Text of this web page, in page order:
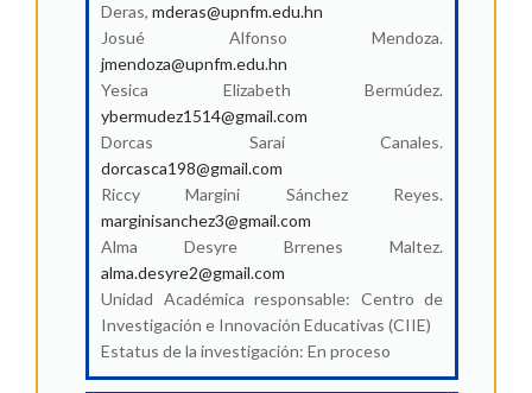
Deras, mderas@upnfm.edu.hn
Josué Alfonso Mendoza.
jmendoza@upnfm.edu.hn
Yesica Elizabeth Bermúdez.
ybermudez1514@gmail.com
Dorcas Saraí Canales.
dorcasca198@gmail.com
Riccy Margini Sánchez Reyes.
marginisanchez3@gmail.com
Alma Desyre Brrenes Maltez.
alma.desyre2@gmail.com
Unidad Académica responsable: Centro de
Investigación e Innovación Educativas (CIIE)
Estatus de la investigación: En proceso